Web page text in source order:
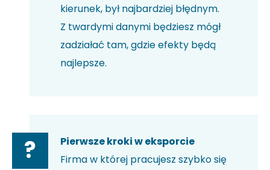
kierunek, był najbardziej błędnym.
Z twardymi danymi będziesz mógł
zadziałać tam, gdzie efekty będą
najlepsze.
?
Pierwsze kroki w eksporcie
Firma w której pracujesz szybko się